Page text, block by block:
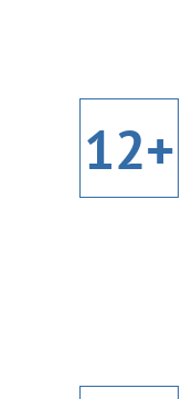
12+